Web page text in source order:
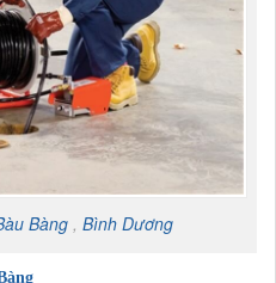
Bàng, Bình Dương